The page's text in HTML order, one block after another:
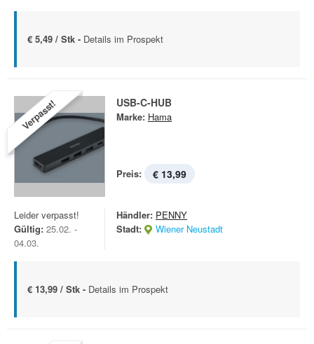
€ 5,49 / Stk - Details im Prospekt
Verpasst! USB-C-HUB
Marke: Hama
Preis: € 13,99
Leider verpasst!
Gültig: 25.02. -
04.03.
Händler: PENNY
Stadt:
Wiener Neustadt
€ 13,99 / Stk - Details im Prospekt